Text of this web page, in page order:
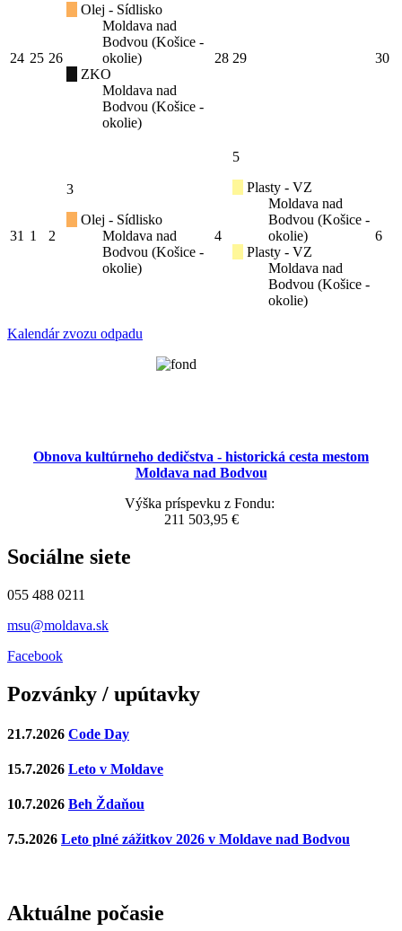
24 25 26
Olej - Sídlisko
Moldava nad
Bodvou (Košice -
okolie)
ZKO
Moldava nad
Bodvou (Košice -
okolie)
28 29 30
31 1 2
3
Olej - Sídlisko
Moldava nad
Bodvou (Košice -
okolie)
4
5
Plasty - VZ
Moldava nad
Bodvou (Košice -
okolie)
Plasty - VZ
Moldava nad
Bodvou (Košice -
okolie)
6
Kalendár zvozu odpadu
Obnova kultúrneho dedičstva - historická cesta mestom
Moldava nad Bodvou
Výška príspevku z Fondu:
211 503,95 €
Sociálne siete
055 488 0211
msu@moldava.sk
Facebook
Pozvánky / upútavky
21.7.2026 Code Day
15.7.2026 Leto v Moldave
10.7.2026 Beh Ždaňou
7.5.2026 Leto plné zážitkov 2026 v Moldave nad Bodvou
Aktuálne počasie